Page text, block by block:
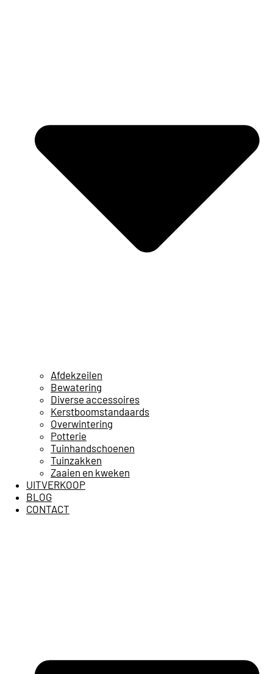
Afdekzeilen
Bewatering
Diverse accessoires
Kerstboomstandaards
Overwintering
Potterie
Tuinhandschoenen
Tuinzakken
Zaaien en kweken
UITVERKOOP
BLOG
CONTACT